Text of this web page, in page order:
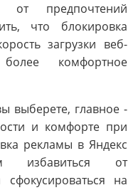
от предпочтений
что блокировка
загрузки веб-
комфортное
выберете, главное -
и комфорте при
рекламы в Яндекс
избавиться от
на